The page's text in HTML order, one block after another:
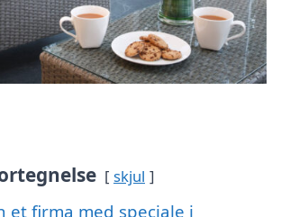
skjul
et firma med speciale i